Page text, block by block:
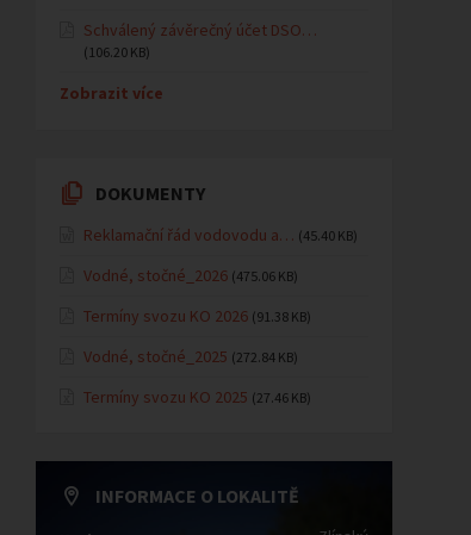
Schválený závěrečný účet DSO…
(106.20 KB)
Zobrazit více
DOKUMENTY
Reklamační řád vodovodu a… (45.40 KB)
Vodné, stočné_2026 (475.06 KB)
Termíny svozu KO 2026 (91.38 KB)
Vodné, stočné_2025 (272.84 KB)
Termíny svozu KO 2025 (27.46 KB)
INFORMACE O LOKALITĚ